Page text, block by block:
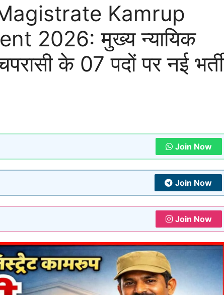
Kamrup
2026: मुख्य न्यायिक
के 07 पदों पर नई भर्ती
Join Now
Join Now
Join Now